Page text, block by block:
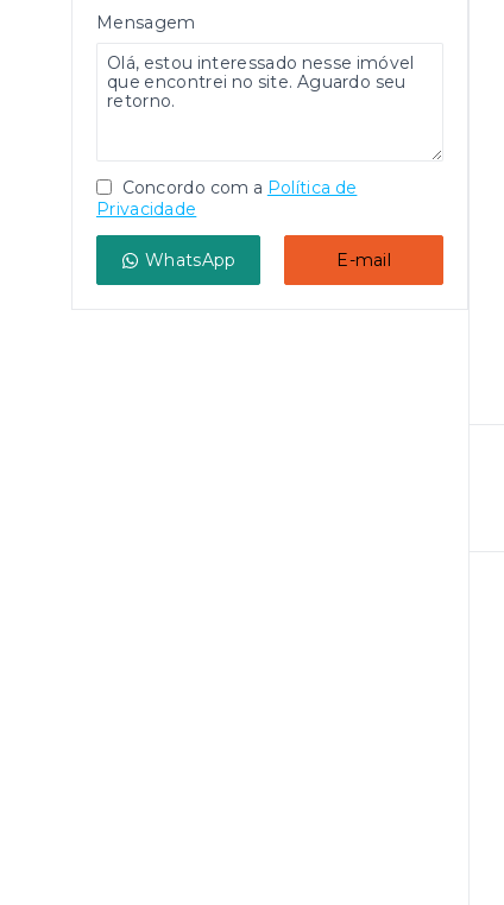
Mensagem
Concordo com a Política de
Privacidade
WhatsApp E-mail